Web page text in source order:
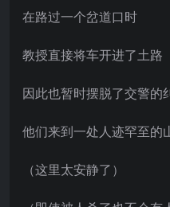
在路过一个岔道口时
教授直接将车开进了土路
因此也暂时摆脱了交警的
他们来到一处人迹罕至的
（这里太安静了）